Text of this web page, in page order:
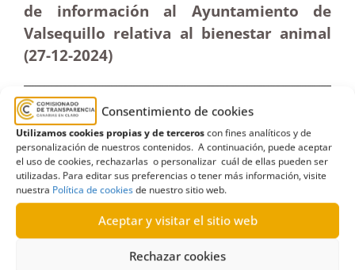
Consentimiento de cookies
Utilizamos cookies propias y de terceroscon fines analíticos y de
personalización de nuestros contenidos. A continuación, puede aceptar
el uso de cookies, rechazarlas o personalizar cuál de ellas pueden ser
utilizadas. Para editar sus preferencias o tener más información, visite
nuestra Política de cookiesde nuestro sitio web.
Aceptar y visitar el sitio web
Rechazar cookies
de información al Ayuntamiento de
Valsequillo relativa al bienestar animal
(27-12-2024)